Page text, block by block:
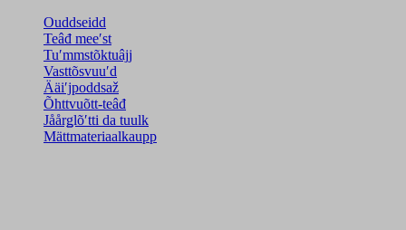
Ouddseidd
Teâđ meeʹst
Tuʹmmstõktuâjj
Vasttõsvuuʹd
Ääiʹjpoddsaž
Õhttvuõtt-teâđ
Jåårǥlõʹtti da tuulk
Mättmateriaalkaupp